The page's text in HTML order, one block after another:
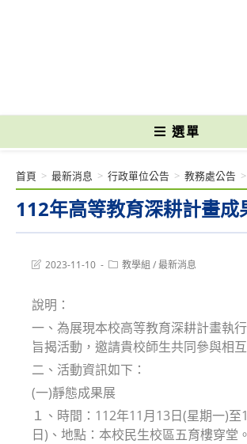
選單
112年高等教育深耕計畫成
首頁 > 最新消息 > 行政單位公告 > 教務處公告 >
Post2023-11-10
Post教學組 /最新消息
說明：
一、為展現本校高等教育深耕計畫執
旨揭活動，邀請貴校師生共同參與相
二、活動資訊如下：
(一)靜態成果展
１、時間：112年11月13日(星期一)至
日)、地點：本校民生校區五育樓穿堂。